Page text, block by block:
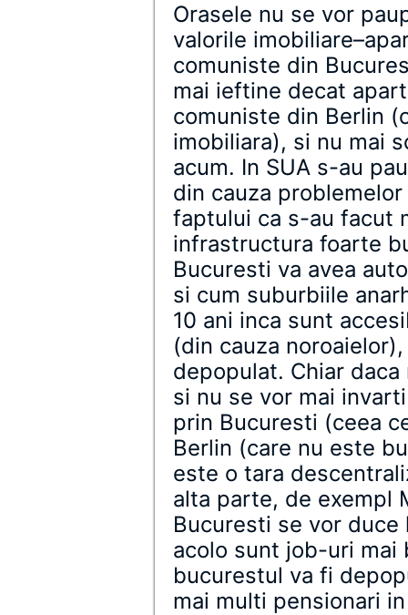
Orasele nu se vor
valorile
comuniste din
mai ieftine decat
comuniste din Berlin
imobiliara), si nu mai
acum. In SUA s-au
din cauza
faptului ca s-au facut
infrastructura foarte
Bucuresti va avea
si cum suburbiile
10 ani inca sunt
(din cauza
depopulat. Chiar
si nu se vor mai
prin Bucuresti (ceea
Berlin (care nu este
este o tara
alta parte, de exempl
Bucuresti se vor duce
acolo sunt job-uri mai
bucurestul va fi
mai multi pensionari